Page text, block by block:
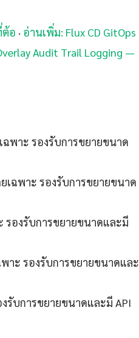
ต้อ · อ่านเพิ่ม: Flux CD GitOps
Audit Trail Logging —
พาะ รองรับการขยายขนาด
เฉพาะ รองรับการขยายขนาด
รองรับการขยายขนาดและมี
าะ รองรับการขยายขนาดและ
รับการขยายขนาดและมี API